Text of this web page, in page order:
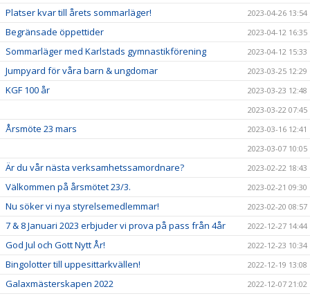
Platser kvar till årets sommarläger! 2023-04-26 13:54
Begränsade öppettider 2023-04-12 16:35
Sommarläger med Karlstads gymnastikförening 2023-04-12 15:33
Jumpyard för våra barn & ungdomar 2023-03-25 12:29
KGF 100 år
2023-03-23 12:48
2023-03-22 07:45
Årsmöte 23 mars
2023-03-16 12:41
2023-03-07 10:05
Är du vår nästa verksamhetssamordnare? 2023-02-22 18:43
Välkommen på årsmötet 23/3. 2023-02-21 09:30
Nu söker vi nya styrelsemedlemmar! 2023-02-20 08:57
7 & 8 Januari 2023 erbjuder vi prova på pass från 4år 2022-12-27 14:44
God Jul och Gott Nytt År! 2022-12-23 10:34
Bingolotter till uppesittarkvällen! 2022-12-19 13:08
Galaxmästerskapen 2022 2022-12-07 21:02